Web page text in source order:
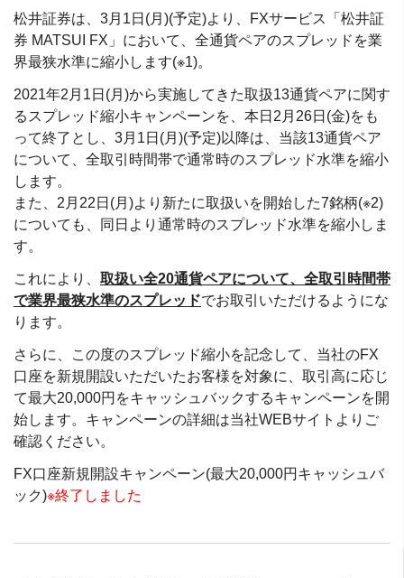
松井証券は、3月1日(月)(予定)より、FXサービス「松井証
券 MATSUI FX」において、全通貨ペアのスプレッドを業
界最狭水準に縮小します(※1)。
2021年2月1日(月)から実施してきた取扱13通貨ペアに関す
るスプレッド縮小キャンペーンを、本日2月26日(金)をも
って終了とし、3月1日(月)(予定)以降は、当該13通貨ペア
について、全取引時間帯で通常時のスプレッド水準を縮小
します。
また、2月22日(月)より新たに取扱いを開始した7銘柄(※2)
についても、同日より通常時のスプレッド水準を縮小しま
す。
これにより、 取扱い全20通貨ペアについて、全取引時間帯
で業界最狭水準のスプレッドでお取引いただけるようにな
ります。
さらに、この度のスプレッド縮小を記念して、当社のFX
口座を新規開設いただいたお客様を対象に、取引高に応じ
て最大20,000円をキャッシュバックするキャンペーンを開
始します。キャンペーンの詳細は当社WEBサイトよりご
確認ください。
FX口座新規開設キャンペーン(最大20,000円キャッシュバ
ック)※終了しました